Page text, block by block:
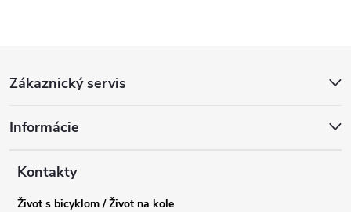
p
Zákaznický servis
Informácie
Kontakty
Život s bicyklom / Život na kole